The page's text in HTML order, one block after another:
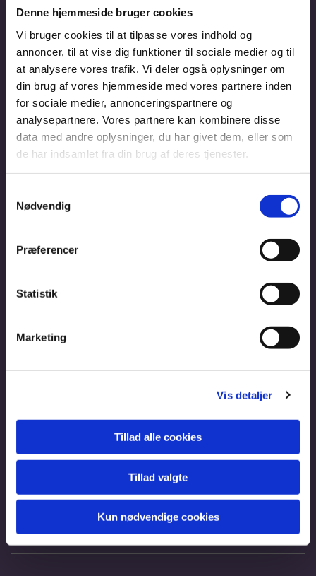
Denne hjemmeside bruger cookies
Vi bruger cookies til at tilpasse vores indhold og
annoncer, til at vise dig funktioner til sociale medier og til
at analysere vores trafik. Vi deler også oplysninger om
din brug af vores hjemmeside med vores partnere inden
for sociale medier, annonceringspartnere og
analysepartnere. Vores partnere kan kombinere disse
data med andre oplysninger, du har givet dem, eller som
de har indsamlet fra din brug af deres tjenester.
Nødvendig
Præferencer
Statistik
Marketing
Vis detaljer
Tillad alle cookies
Tillad valgte
Kun nødvendige cookies